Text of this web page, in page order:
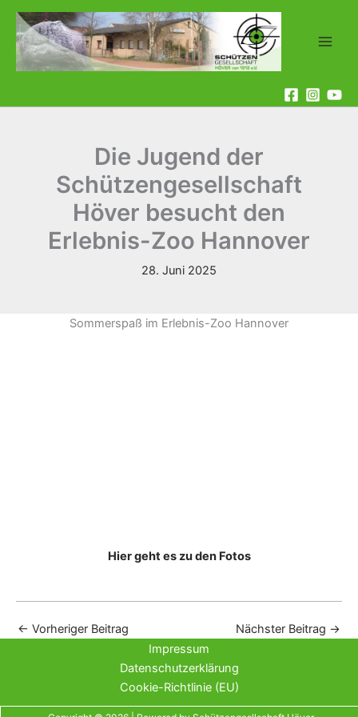
Zum
Inhalt
springen
Die Jugend der
Schützengesellschaft
Höver besucht den
Erlebnis-Zoo Hannover
28. Juni 2025
Sommerspaß im Erlebnis-Zoo Hannover
Hier geht es zu den Fotos
← Vorheriger Beitrag Nächster Beitrag →
Impressum
Datenschutzerklärung
Cookie-Richtlinie (EU)